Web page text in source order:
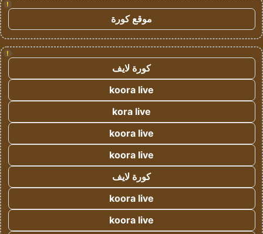
!
موقع كورة
!
كورة لايف
koora live
kora live
koora live
koora live
كورة لايف
koora live
koora live